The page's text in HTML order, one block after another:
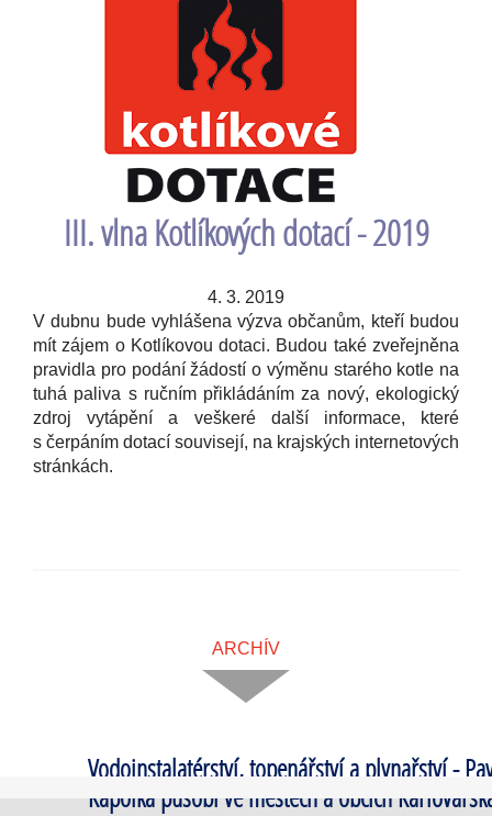
III. vlna Kotlíkových dotací - 2019
4. 3. 2019
V dubnu bude vyhlášena výzva občanům, kteří budou
mít zájem o Kotlíkovou dotaci. Budou také zveřejněna
pravidla pro podání žádostí o výměnu starého kotle na
tuhá paliva s ručním přikládáním za nový, ekologický
zdroj vytápění a veškeré další informace, které
s čerpáním dotací souvisejí, na krajských internetových
stránkách.
ARCHÍV
Vodoinstalatérství, topenářství a plynařství -
Kapolka působí ve městech a obcích